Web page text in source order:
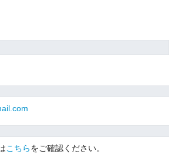
こちらをご確認ください。